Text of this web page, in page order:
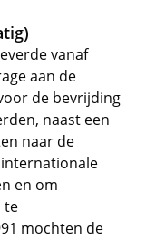
vanaf
aan de
de bevrijding
naast een
naar de
internationale
en om
te
mochten de